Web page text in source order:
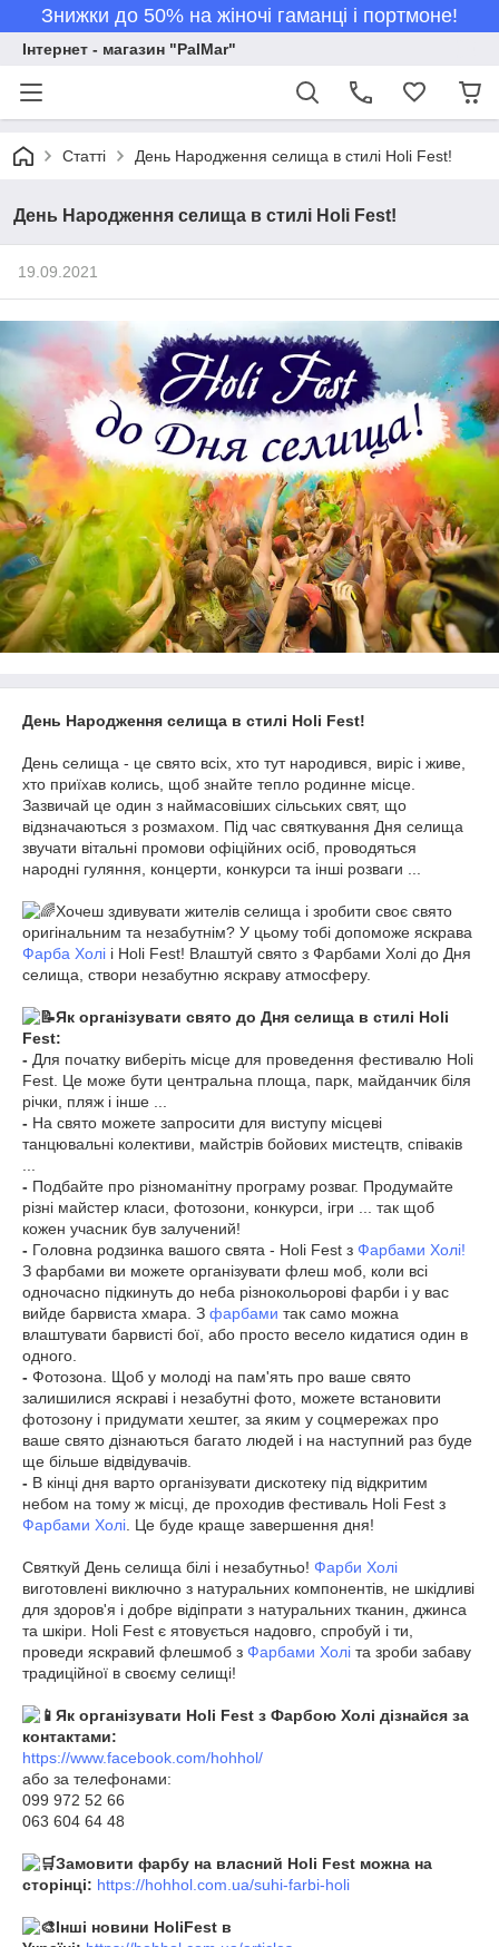
Знижки до 50% на жіночі гаманці і портмоне!
Інтернет - магазин "PalMar"
Статті День Народження селища в стилі Holi Fest!
День Народження селища в стилі Holi Fest!
19.09.2021
День Народження селища в стилі Holi Fest!
День селища - це свято всіх, хто тут народився, виріс і живе,
хто приїхав колись, щоб знайте тепло родинне місце.
Зазвичай це один з наймасовіших сільських свят, що
відзначаються з розмахом. Під час святкування Дня селища
звучати вітальні промови офіційних осіб, проводяться
народні гуляння, концерти, конкурси та інші розваги ...
Хочеш здивувати жителів селища і зробити своє свято
оригінальним та незабутнім? У цьому тобі допоможе яскрава
Фарба Холі і Holi Fest! Влаштуй свято з Фарбами Холі до Дня
селища, створи незабутню яскраву атмосферу.
Як організувати свято до Дня селища в стилі Holi
Fest:
- Для початку виберіть місце для проведення фестивалю Holi
Fest. Це може бути центральна площа, парк, майданчик біля
річки, пляж і інше ...
- На свято можете запросити для виступу місцеві
танцювальні колективи, майстрів бойових мистецтв, співаків
- Подбайте про різноманітну програму розваг. Продумайте
різні майстер класи, фотозони, конкурси, ігри ... так щоб
кожен учасник був залучений!
- Головна родзинка вашого свята - Holi Fest з Фарбами Холі!
З фарбами ви можете організувати флеш моб, коли всі
одночасно підкинуть до неба різнокольорові фарби і у вас
вийде барвиста хмара. З фарбами так само можна
влаштувати барвисті бої, або просто весело кидатися один в
одного.
- Фотозона. Щоб у молоді на пам'ять про ваше свято
залишилися яскраві і незабутні фото, можете встановити
фотозону і придумати хештег, за яким у соцмережах про
ваше свято дізнаються багато людей і на наступний раз буде
ще більше відвідувачів.
- В кінці дня варто організувати дискотеку під відкритим
небом на тому ж місці, де проходив фестиваль Holi Fest з
Фарбами Холі . Це буде краще завершення дня!
Святкуй День селища білі і незабутньо! Фарби Холі
виготовлені виключно з натуральних компонентів, не шкідливі
для здоров'я і добре відіпрати з натуральних тканин, джинса
та шкіри. Holi Fest є ятовується надовго, спробуй і ти,
проведи яскравий флешмоб з Фарбами Холі та зроби забаву
традиційної в своєму селищі!
Як організувати Holi Fest з Фарбою Холі дізнайся за
контактами:
https://www.facebook.com/hohhol/
або за телефонами:
099 972 52 66
063 604 64 48
Замовити фарбу на власний Holi Fest можна на
сторінці: https://hohhol.com.ua/suhi-farbi-holi
Інші новини HoliFest в